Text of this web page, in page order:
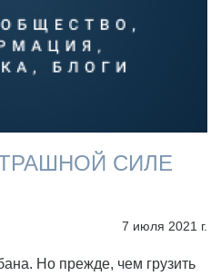
СИЛЕ
7 июля 2021 г.
Но прежде, чем грузить